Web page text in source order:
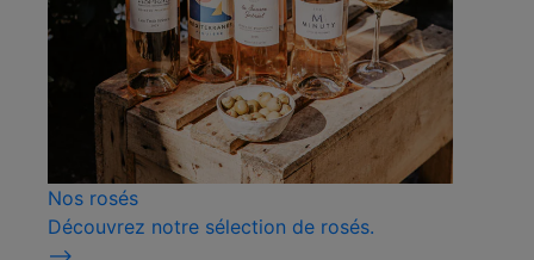
Nos rosés
Découvrez notre sélection de rosés.
⟶